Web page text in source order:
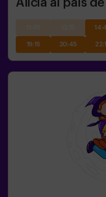
Alicia al país
19:15 20:45